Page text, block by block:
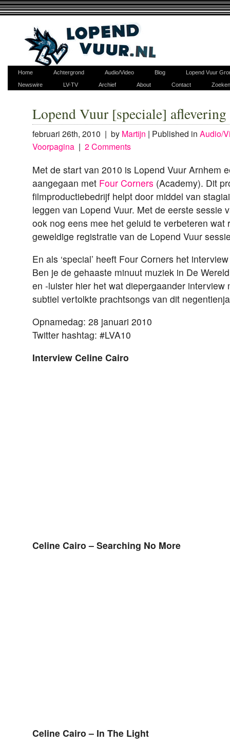
Home Achtergrond Audio/Video Blog
Lopend Vuur
Newswire
LV-TV Archief About Contact Zoeken
Lopend Vuur [speciale]
februari 26th, 2010 | by Martijn | Published in Audio/
Voorpagina | 2 Comments
Met de start van 2010 is Lopend Vuur Arnhem
aangegaan met Four Corners (Academy). Dit
filmproductiebedrijf helpt door middel van
leggen van Lopend Vuur. Met de eerste sessie
ook nog eens mee het geluid te verbeteren wat
geweldige registratie van de Lopend Vuur
En als ‘special’ heeft Four Corners het
Ben je de gehaaste minuut muziek in De
en -luister hier het wat diepergaander interview
subtiel vertolkte prachtsongs van dit
Opnamedag: 28 januari 2010
Twitter hashtag: #LVA10
Interview Celine Cairo
Celine Cairo – Searching No More
Celine Cairo – In The Light